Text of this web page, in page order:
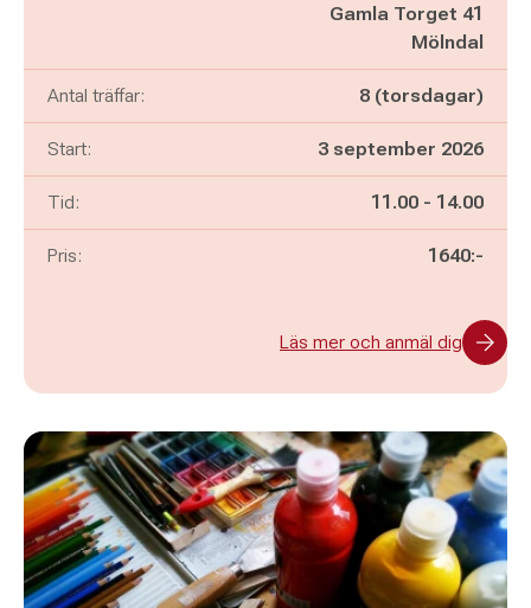
Gamla Torget 41
Mölndal
Antal träffar: 8 (torsdagar)
Start: 3 september 2026
Tid: Pågår mellan
11.00 - och
14.00
Pris: 1640:-
Läs mer och anmäl dig